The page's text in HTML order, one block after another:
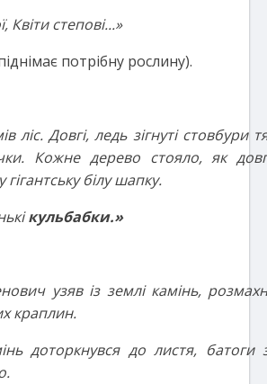
Квіти степові...»
потрібну рослину).
ліс. Довгі, ледь зігнуті стовбури
Кожне дерево стояло, як
білу шапку.
кульбабки.»
узяв із землі камінь,
краплин.
доторкнувся до листя, батоги